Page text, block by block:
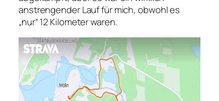
anstrengender Lauf für mich, obwohl es
„nur“ 12 Kilometer waren.